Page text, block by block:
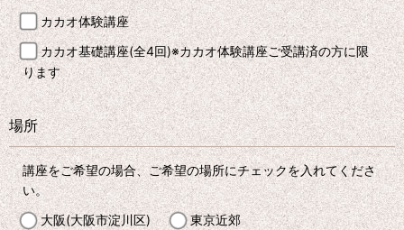
カカオ体験講座
カカオ基礎講座(全4回)※カカオ体験講座ご受講済の方に限
ります
場所
講座をご希望の場合、ご希望の場所にチェックを入れてくださ
い。
大阪(大阪市淀川区)
東京近郊